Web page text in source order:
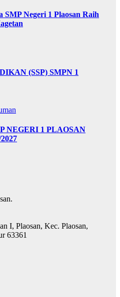
Negeri 1 Plaosan Raih
(SSP) SMPN 1
NEGERI 1 PLAOSAN
I, Plaosan, Kec. Plaosan,
63361